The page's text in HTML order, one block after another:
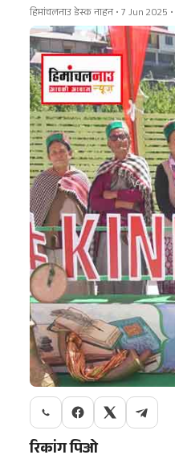
हिमांचलनाउ डेस्क नाहन • 7 Jun 2025
रिकांग पिओ